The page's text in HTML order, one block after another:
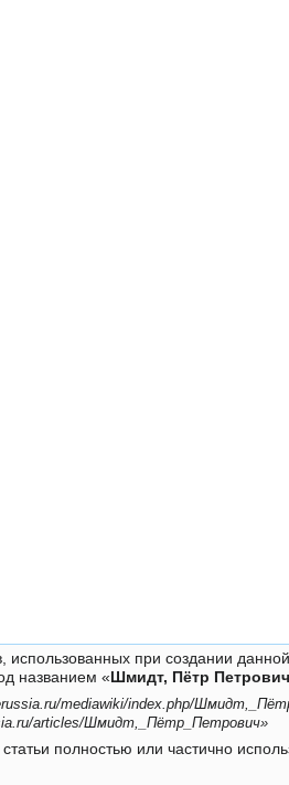
использованных при создании данной
названием « Шмидт, Пётр Петрович
mediawiki/index.php/
articles/Шмидт,_Пётр_Петрович»
полностью или частично